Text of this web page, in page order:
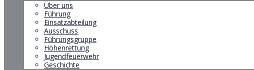
Über uns
Führung
Einsatzabteilung
Ausschuss
Führungsgruppe
Höhenrettung
Jugendfeuerwehr
Geschichte